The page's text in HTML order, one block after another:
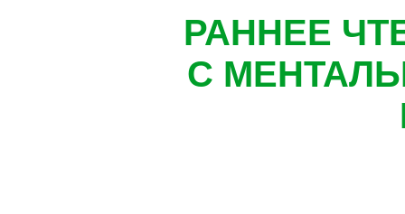
РАННЕЕ
С